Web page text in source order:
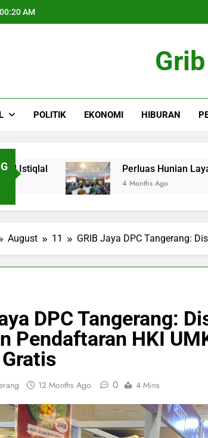
AM
POLITIK EKONOMI HIBURAN
Perluas Hunian Layak
4 Months Ago
August 11 GRIB Jaya DPC Tangerang:
DPC Tangerang:
Pendaftaran HKI
12 Months Ago 0 4 Mins